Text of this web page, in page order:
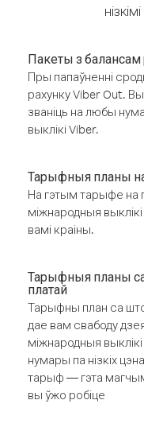
Пакеты з балансам
Пры папаўненні
рахунку Viber Out.
званіць на любы
выклікі Viber.
Тарыфныя планы
На гэтым тарыфе на
міжнародныя
вамі краіны.
Тарыфныя планы
платай
Тарыфны план са
дае вам свабоду
міжнародныя
нумары па нізкіх
тарыф — гэта
вы ўжо робіце